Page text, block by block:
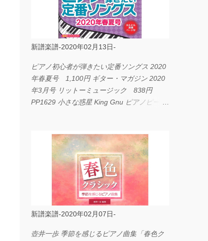
新譜楽譜-2020年02月13日-
ピアノ初心者が弾きたい定番ソングス 2020
年春夏号 1,100円 ギター・マガジン 2020
年3月号 リットーミュージック 838円
PP1629 小さな惑星 King Gnu ピアノピース
LOVE... Official髭男dism バンドピース フェ
アリー 825円
新譜楽譜-2020年02月07日-
壺井一歩 季節を感じるピアノ曲集「春色ク